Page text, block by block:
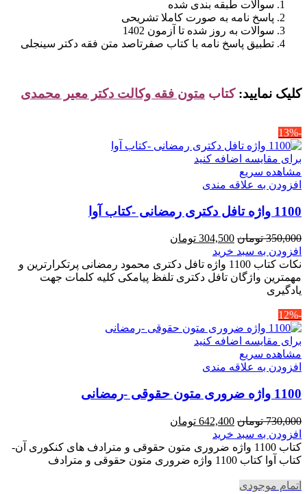
سوالات طبقه بندی شده
پاسخ نامه به صورت کاملا تشریحی
سوالات به روز شده تا آزمون 1402
تطبیق پاسخ نامه با کتاب صفرتاصد متن فقه دکتر سینجلی
کلیک نمایید: کتاب متون فقه وکالت دکتر معیر محمدی
-13%
برای مقایسه اضافه کنید
مشاهده سریع
افزودن به علاقه مندی
1100 واژه تافل دکتری رمضانی -کتاب آوا
350,000 تومان قیمت
اصلی
350,000 تومان
بود.
304,500 تومان
304,500 تومان
است.
افزودن به سبد خرید
نکات کتاب 1100 واژه تافل دکتری محمود رمضانی پرتکرارترین و
مهمترین واژگان تافل دکتری تلفظ پیامکی کلیه کلمات جهت
یادگیری
-12%
برای مقایسه اضافه کنید
مشاهده سریع
افزودن به علاقه مندی
1100 واژه ضروری متون حقوقی -رمضانی
730,000 تومان قیمت
اصلی
730,000 تومان
بود.
642,400 تومان
642,400 تومان
است.
افزودن به سبد خرید
کتاب 1100 واژه ضروری متون حقوقی و مترادف های کنکوری آن-
کتاب آوا کتاب 1100 واژه ضروری متون حقوقی و مترادف
اتمام موجودی